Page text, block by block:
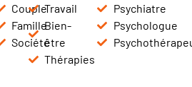
Couple
Famille
Société
Travail
Bien-
être
Thérapies
Psychiatre
Psychologue